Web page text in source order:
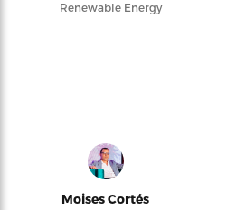
Renewable Energy
Moises Cortés